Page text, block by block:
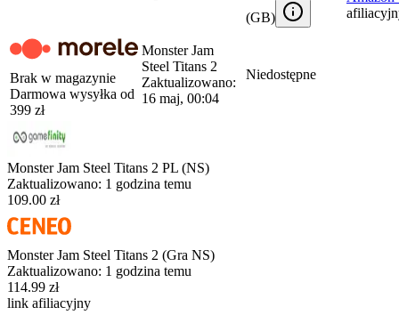
(GB)
Brak w magazynie
Darmowa wysyłka od
399 zł
Monster Jam
Steel Titans 2
Zaktualizowano:
16 maj, 00:04
Niedostępne
Monster Jam Steel Titans 2 PL (NS)
Zaktualizowano: 1 godzina temu
109.00 zł
Monster Jam Steel Titans 2 (Gra NS)
Zaktualizowano: 1 godzina temu
114.99 zł
link afiliacyjny